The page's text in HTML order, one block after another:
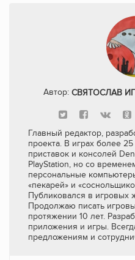
Автор: СВЯТОСЛАВ
Главный редактор,
проекта. В играх более
приставок и консолей
PlayStation, но со
персональные
«пекарей» и
Публиковался в игровых
Продолжаю писать
протяжении 10 лет.
приложения и игры.
предложениям и